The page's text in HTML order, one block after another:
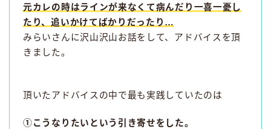
元カレの時はラインが来なくて病んだり一喜一憂し
たり、追いかけてばかりだったり…
みらいさんに沢山沢山お話をして、アドバイスを頂
きました。
頂いたアドバイスの中で最も実践していたのは
①こうなりたいという引き寄せをした。